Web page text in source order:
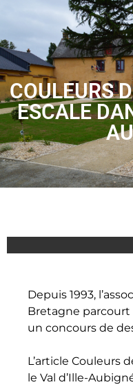
COULEURS
ESCALE
Depuis 1993,
Bretagne
un concours de
L’article Couleurs
le Val d’Ille-